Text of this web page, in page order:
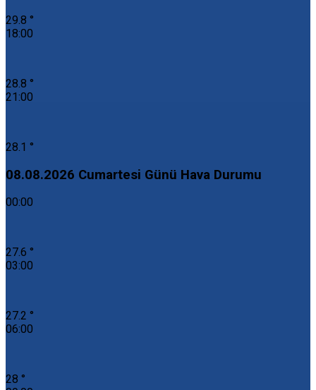
29.8 °
18:00
28.8 °
21:00
28.1 °
08.08.2026 Cumartesi Günü Hava Durumu
00:00
27.6 °
03:00
27.2 °
06:00
28 °